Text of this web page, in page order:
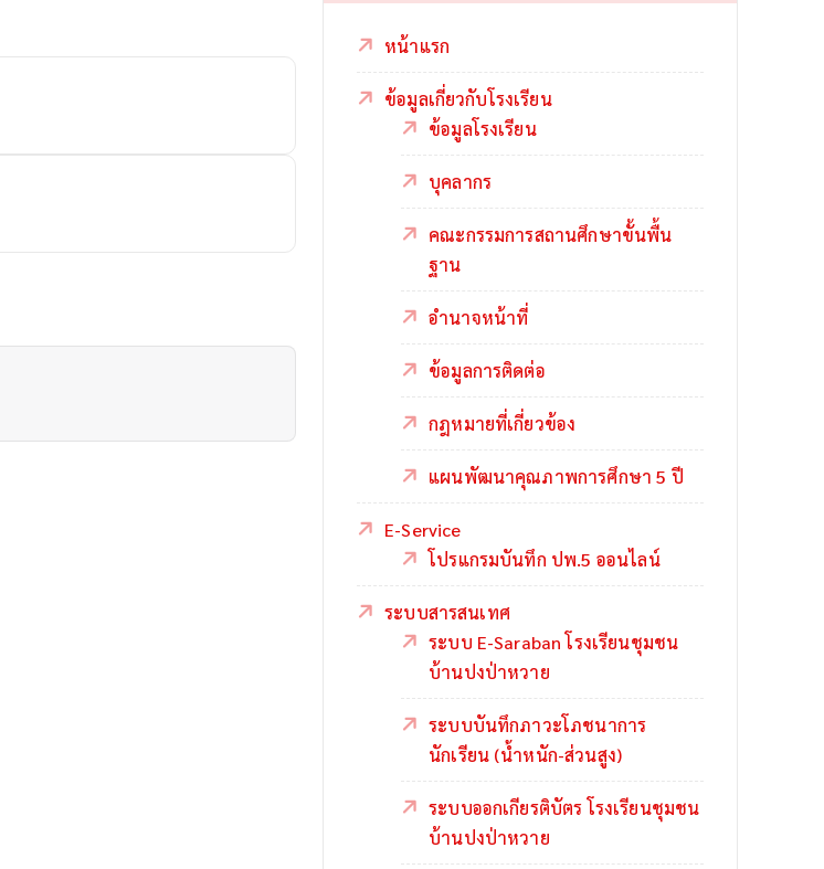
หน้าแรก
ข้อมูลเกี่ยวกับโรงเรียน
ข้อมูลโรงเรียน
บุคลากร
คณะกรรมการสถานศึกษาขั้นพื้น
ฐาน
อำนาจหน้าที่
ข้อมูลการติดต่อ
กฎหมายที่เกี่ยวข้อง
แผนพัฒนาคุณภาพการศึกษา 5 ปี
E-Service
โปรแกรมบันทึก ปพ.5 ออนไลน์
ระบบสารสนเทศ
ระบบ E-Saraban โรงเรียนชุมชน
บ้านปงป่าหวาย
ระบบบันทึกภาวะโภชนาการ
นักเรียน (น้ำหนัก-ส่วนสูง)
ระบบออกเกียรติบัตร โรงเรียนชุมชน
บ้านปงป่าหวาย